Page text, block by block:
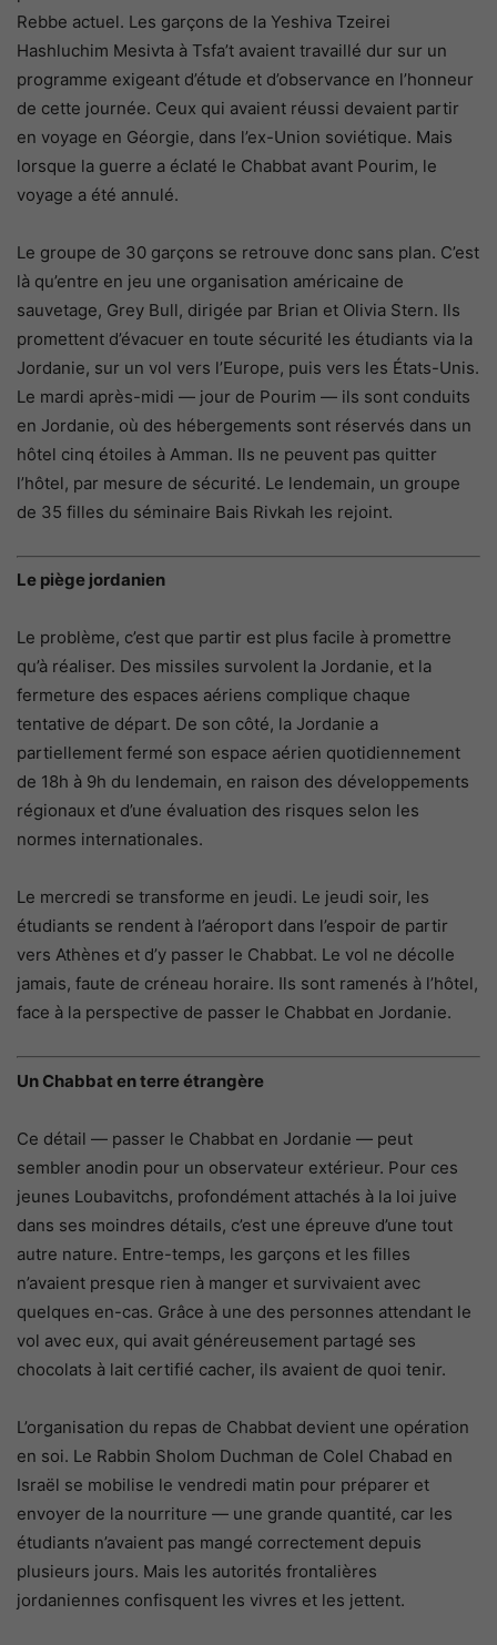
Rebbe actuel. Les garçons de la Yeshiva Tzeirei
Hashluchim Mesivta à Tsfa’t avaient travaillé dur sur un
programme exigeant d’étude et d’observance en l’honneur
de cette journée. Ceux qui avaient réussi devaient partir
en voyage en Géorgie, dans l’ex-Union soviétique. Mais
lorsque la guerre a éclaté le Chabbat avant Pourim, le
voyage a été annulé.
Le groupe de 30 garçons se retrouve donc sans plan. C’est
là qu’entre en jeu une organisation américaine de
sauvetage, Grey Bull, dirigée par Brian et Olivia Stern. Ils
promettent d’évacuer en toute sécurité les étudiants via la
Jordanie, sur un vol vers l’Europe, puis vers les États-Unis.
Le mardi après-midi — jour de Pourim — ils sont conduits
en Jordanie, où des hébergements sont réservés dans un
hôtel cinq étoiles à Amman. Ils ne peuvent pas quitter
l’hôtel, par mesure de sécurité. Le lendemain, un groupe
de 35 filles du séminaire Bais Rivkah les rejoint.
Le piège jordanien
Le problème, c’est que partir est plus facile à promettre
qu’à réaliser. Des missiles survolent la Jordanie, et la
fermeture des espaces aériens complique chaque
tentative de départ. De son côté, la Jordanie a
partiellement fermé son espace aérien quotidiennement
de 18h à 9h du lendemain, en raison des développements
régionaux et d’une évaluation des risques selon les
normes internationales.
Le mercredi se transforme en jeudi. Le jeudi soir, les
étudiants se rendent à l’aéroport dans l’espoir de partir
vers Athènes et d’y passer le Chabbat. Le vol ne décolle
jamais, faute de créneau horaire. Ils sont ramenés à l’hôtel,
face à la perspective de passer le Chabbat en Jordanie.
Un Chabbat en terre étrangère
Ce détail — passer le Chabbat en Jordanie — peut
sembler anodin pour un observateur extérieur. Pour ces
jeunes Loubavitchs, profondément attachés à la loi juive
dans ses moindres détails, c’est une épreuve d’une tout
autre nature. Entre-temps, les garçons et les filles
n’avaient presque rien à manger et survivaient avec
quelques en-cas. Grâce à une des personnes attendant le
vol avec eux, qui avait généreusement partagé ses
chocolats à lait certifié cacher, ils avaient de quoi tenir.
L’organisation du repas de Chabbat devient une opération
en soi. Le Rabbin Sholom Duchman de Colel Chabad en
Israël se mobilise le vendredi matin pour préparer et
envoyer de la nourriture — une grande quantité, car les
étudiants n’avaient pas mangé correctement depuis
plusieurs jours. Mais les autorités frontalières
jordaniennes confisquent les vivres et les jettent.